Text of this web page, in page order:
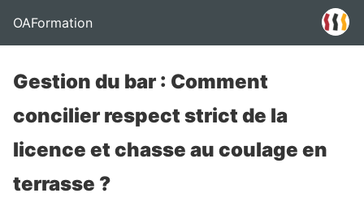
OAFormation
Gestion du bar : Comment
concilier respect strict de la
licence et chasse au coulage en
terrasse ?